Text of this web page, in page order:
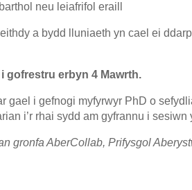
neu leiafrifol eraill
a bydd lluniaeth yn cael ei
gofrestru erbyn 4 Mawrth.
gael i gefnogi myfyrwyr PhD o
i’r rhai sydd am gyfrannu i
gronfa AberCollab, Prifysgol